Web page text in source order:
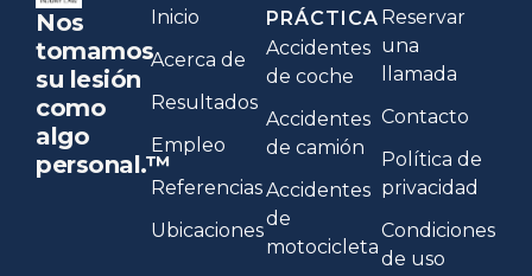
Nos
tomamos
su lesión
como
algo
personal.™
Inicio
Acerca de
Resultados
Empleo
Referencias
Ubicaciones
PRÁCTICA
Accidentes
de coche
Accidentes
de camión
Accidentes
de
motocicleta
Reservar
una
llamada
Contacto
Política de
privacidad
Condiciones
de uso